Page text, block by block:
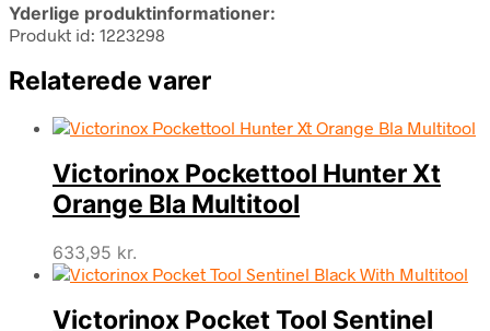
Yderlige produktinformationer:
Produkt id: 1223298
Relaterede varer
Victorinox Pockettool Hunter Xt
Orange Bla Multitool
633,95 kr.
Victorinox Pocket Tool Sentinel